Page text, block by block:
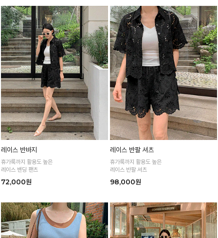
레이스 반바지
휴가룩까지 활용도 높은
레이스 밴딩 팬츠
72,000원
레이스 반팔 셔츠
휴가룩까지 활용도 높은
레이스 반팔 셔츠
98,000원